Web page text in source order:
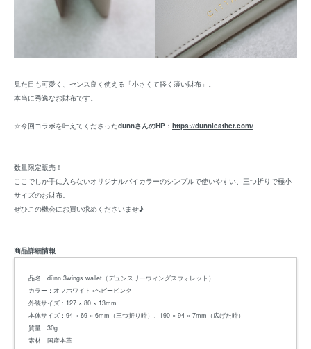
見た目も可愛く、センス良く使える「小さくて軽く薄い財布」。
本当に秀逸なお財布です。
☆今回コラボを叶えてくださったdunnさんのHP ： https://dunnleather.com/
数量限定販売！
ここでしか手に入らないオリジナルバイカラーのシンプルで使いやすい、三つ折りで極小
サイズのお財布。
ぜひこの機会にお買い求めくださいませ♪
商品詳細情報
品名：dünn 3wings wallet（デュンスリーウィングスウォレット）
カラー：オフホワイト×ベビーピンク
外装サイズ：127 × 80 × 13mm
本体サイズ：94 × 69 × 6mm（三つ折り時）、190 × 94 × 7mm（広げた時）
質量：30g
素材：国産本革